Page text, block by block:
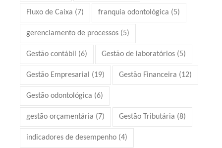
Fluxo de Caixa (7) franquia odontológica (5)
gerenciamento de processos (5)
Gestão contábil (6) Gestão de laboratórios (5)
Gestão Empresarial (19) Gestão Financeira (12)
Gestão odontológica (6)
gestão orçamentária (7) Gestão Tributária (8)
indicadores de desempenho (4)